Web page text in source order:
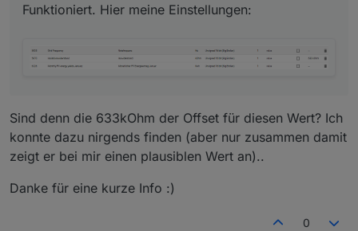
Funktioniert. Hier meine Einstellungen:
Sind denn die 633kOhm der Offset für diesen Wert? Ich
konnte dazu nirgends finden (aber nur zusammen damit
zeigt er bei mir einen plausiblen Wert an)..
Danke für eine kurze Info :)
0